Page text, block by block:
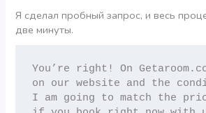
Я сделал пробный запрос, и весь
две минуты.
You’re right! On
on our website and the
I am going to match the